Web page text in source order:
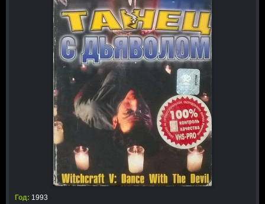
Год: 1993